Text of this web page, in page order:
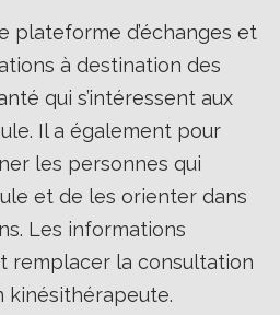
plateforme d’échanges et
à destination des
qui s’intéressent aux
Il a également pour
les personnes qui
et de les orienter dans
Les informations
remplacer la consultation
kinésithérapeute.